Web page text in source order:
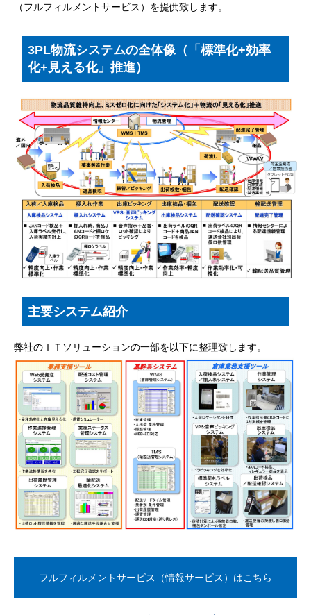
（フルフィルメントサービス）を提供致します。
3PL物流システムの全体像（「標準化+効率
化+見える化」推進）
主要システム紹介
弊社のＩＴソリューションの一部を以下に整理致します。
フルフィルメントサービス（情報サービス）はこちら